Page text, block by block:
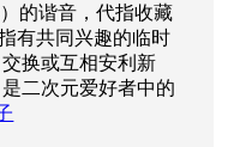
的谐音，代指收藏
有共同兴趣的临时
换或互相安利新
二次元爱好者中的